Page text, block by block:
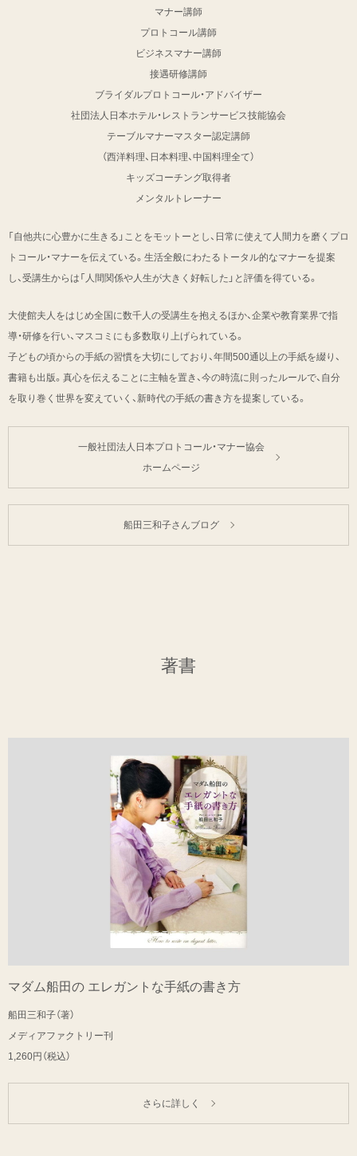
マナー講師
プロトコール講師
ビジネスマナー講師
接遇研修講師
ブライダルプロトコール・アドバイザー
社団法人日本ホテル・レストランサービス技能協会
テーブルマナーマスター認定講師
（西洋料理、日本料理、中国料理全て）
キッズコーチング取得者
メンタルトレーナー
「自他共に心豊かに生きる」ことをモットーとし、日常に使えて人間力を磨くプロ
トコール・マナーを伝えている。生活全般にわたるトータル的なマナーを提案
し、受講生からは「人間関係や人生が大きく好転した」と評価を得ている。
大使館夫人をはじめ全国に数千人の受講生を抱えるほか、企業や教育業界で指
導・研修を行い、マスコミにも多数取り上げられている。
子どもの頃からの手紙の習慣を大切にしており、年間500通以上の手紙を綴り、
書籍も出版。真心を伝えることに主軸を置き、今の時流に則ったルールで、自分
を取り巻く世界を変えていく、新時代の手紙の書き方を提案している。
一般社団法人日本プロトコール・マナー協会
ホームページ
船田三和子さんブログ
著書
マダム船田の エレガントな手紙の書き方
船田三和子（著）
メディアファクトリー刊
1,260円（税込）
さらに詳しく